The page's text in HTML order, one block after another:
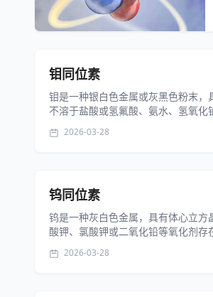
钼同位素
钼是一种银白色金属或灰黑色粉末，
不溶于盐酸或氢氟酸、氨水、氢氧
2026-03-28
钨同位素
钨是一种灰白色金属，具有体心立
酸钾、氯酸钾或二氧化铅等氧化剂
2026-03-28